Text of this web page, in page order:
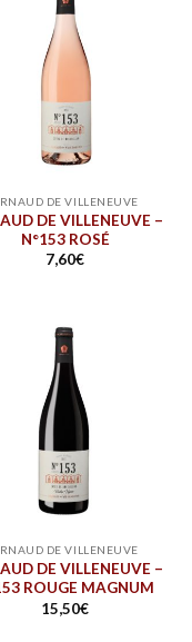
DE VILLENEUVE
DE VILLENEUVE –
N°153 ROSÉ
7,60€
DE VILLENEUVE
DE VILLENEUVE –
ROUGE MAGNUM
15,50€